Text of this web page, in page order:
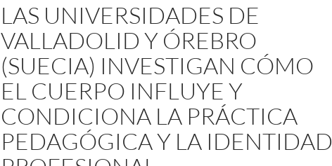
LAS UNIVERSIDADES DE
VALLADOLID Y ÓREBRO
(SUECIA) INVESTIGAN CÓMO
EL CUERPO INFLUYE Y
CONDICIONA LA PRÁCTICA
PEDAGÓGICA Y LA IDENTIDAD